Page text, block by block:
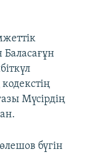
Мүсірдің
бүгін